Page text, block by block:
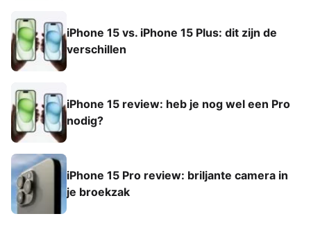
iPhone 15 vs. iPhone 15 Plus: dit zijn de
verschillen
iPhone 15 review: heb je nog wel een Pro
nodig?
iPhone 15 Pro review: briljante camera in
je broekzak